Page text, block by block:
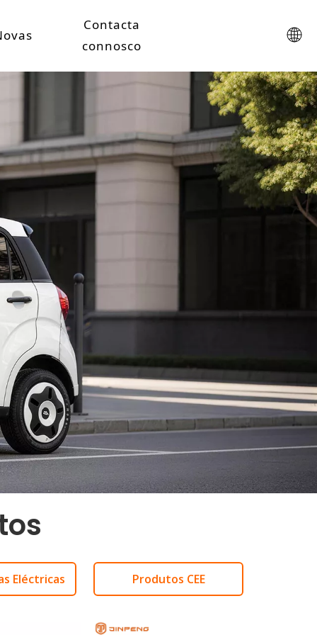
Contacta
connosco
Eléctricas Produtos CEE